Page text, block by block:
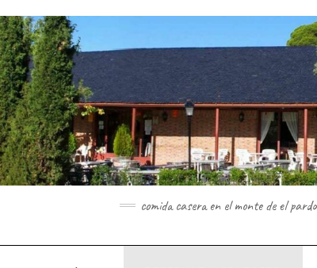
comida casera en el monte de el pardo